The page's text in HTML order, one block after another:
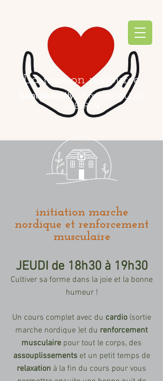
La maison ressource
Saint Beauzély, 15 min de MILLAU
AVEYRON
initiation marche
nordique et renforcement
musculaire
JEUDI de 18h30 à 19h30
Cultiver sa forme dans la joie et la bonne
humeur !
Un cours complet avec du cardio(sortie
marche nordique )et du renforcement
musculaire pour tout le corps, des
assouplissementset un petit temps de
relaxation à la fin du cours pour vous